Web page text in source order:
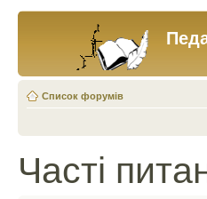
Список форумів
Часті